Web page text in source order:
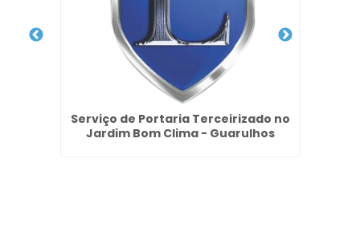
Serviço de Portaria Terceirizado no
Jardim Bom Clima - Guarulhos